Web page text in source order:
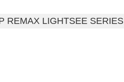
LIGHTSEE SERIES